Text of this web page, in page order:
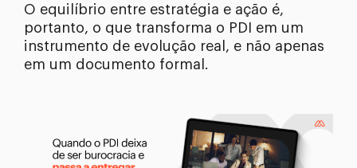
O equilíbrio entre estratégia e ação é,
portanto, o que transforma o PDI em um
instrumento de evolução real, e não apenas
em um documento formal.